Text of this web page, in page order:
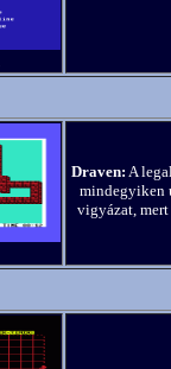
Draven: A
mindegyiken
vigyázat,